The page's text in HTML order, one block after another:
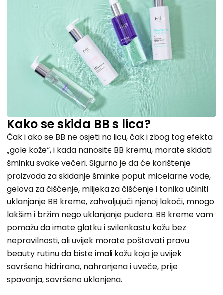
Kako se skida BB s lica?
Čak i ako se BB ne osjeti na licu, čak i zbog tog efekta
„gole kože“, i kada nanosite BB kremu, morate skidati
šminku svake večeri. Sigurno je da će korištenje
proizvoda za skidanje šminke poput micelarne vode,
gelova za čišćenje, mlijeka za čišćenje i tonika učiniti
uklanjanje BB kreme, zahvaljujući njenoj lakoći, mnogo
lakšim i bržim nego uklanjanje pudera. BB kreme vam
pomažu da imate glatku i svilenkastu kožu bez
nepravilnosti, ali uvijek morate poštovati pravu
beauty rutinu da biste imali kožu koja je uvijek
savršeno hidrirana, nahranjena i uveče, prije
spavanja, savršeno uklonjena.